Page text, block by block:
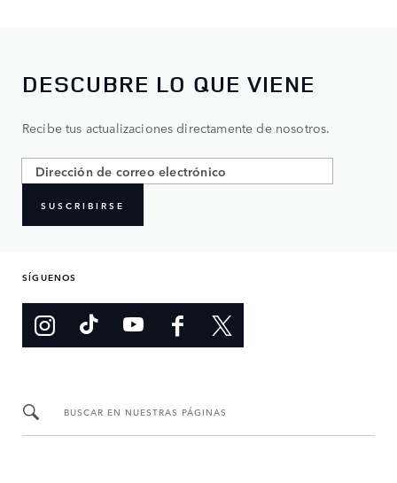
DESCUBRE LO QUE VIENE
Recibe tus actualizaciones directamente de nosotros.
SUSCRIBIRSE
SÍGUENOS
BUSCAR EN NUESTRAS PÁGINAS